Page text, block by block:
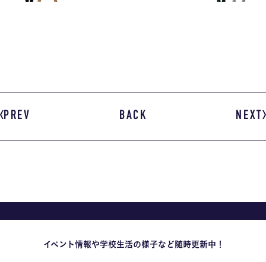
PREV BACK NEXT
イベント情報や学校生活の様子など随時更新中！